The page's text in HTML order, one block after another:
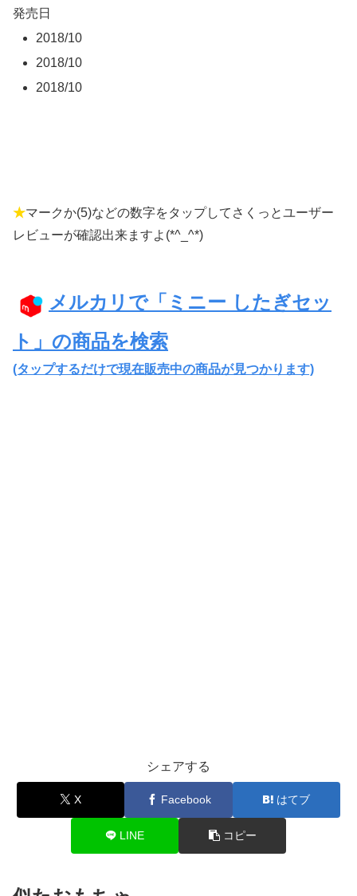
発売日
2018/10
2018/10
2018/10
★マークか(5)などの数字をタップしてさくっとユーザー
レビューが確認出来ますよ(*^_^*)
メルカリで「ミニー したぎセッ
ト」の商品を検索
(タップするだけで現在販売中の商品が見つかります)
シェアする
X Facebook はてブ
LINE コピー